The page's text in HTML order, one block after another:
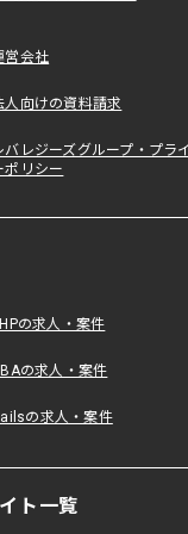
営会社
人向けの資料請求
バレジーズグループ・プラ
ポリシー
の求人・案件
の求人・案件
の求人・案件
ト一覧